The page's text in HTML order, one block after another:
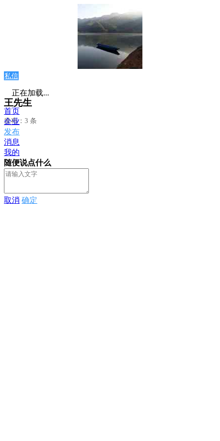
私信
王先生
发布：3 条
正在加载...
首页
企业
发布
消息
我的
随便说点什么
取消 确定